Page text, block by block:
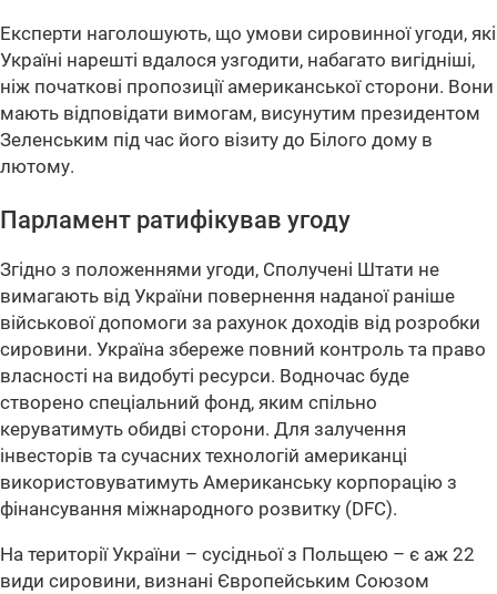
Експерти наголошують, що умови сировинної угоди, які
Україні нарешті вдалося узгодити, набагато вигідніші,
ніж початкові пропозиції американської сторони. Вони
мають відповідати вимогам, висунутим президентом
Зеленським під час його візиту до Білого дому в
лютому.
Парламент ратифікував угоду
Згідно з положеннями угоди, Сполучені Штати не
вимагають від України повернення наданої раніше
військової допомоги за рахунок доходів від розробки
сировини. Україна збереже повний контроль та право
власності на видобуті ресурси. Водночас буде
створено спеціальний фонд, яким спільно
керуватимуть обидві сторони. Для залучення
інвесторів та сучасних технологій американці
використовуватимуть Американську корпорацію з
фінансування міжнародного розвитку (DFC).
На території України – сусідньої з Польщею – є аж 22
види сировини, визнані Європейським Союзом